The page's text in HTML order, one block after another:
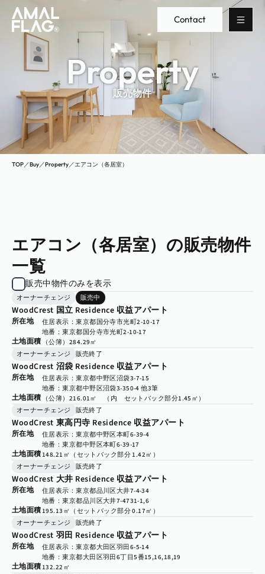
Contact
Property
販売物件
TOP／Buy／Property／エアコン（各居室）
エアコン（各居室）の販売物件
一覧
販売中物件のみを表示
オーナーチェンジ 販売中
WoodCrest 国立 Residence 収益アパート
所在地
住居表示：東京都国分寺市光町2-10-17
地番：東京都国分寺市光町2-10-17
土地面積 （公簿）284.29㎡
オーナーチェンジ 販売終了
WoodCrest 沼袋 Residence 収益アパート
所在地
住居表示：東京都中野区沼袋3-7-15
地番：東京都中野区沼袋3-350-4 他3筆
土地面積 （公簿）216.01㎡　（内　セットバック部分1.45㎡）
オーナーチェンジ 販売終了
WoodCrest 東高円寺 Residence 収益アパート
所在地
住居表示：東京都中野区本町6-39-4
地番：東京都中野区本町6-39-17
土地面積148.21㎡（セットバック部分 1.42㎡）
オーナーチェンジ 販売終了
WoodCrest 大井 Residence 収益アパート
所在地
住居表示：東京都品川区大井7-4-34
地番：東京都品川区大井7-4731-1,6
土地面積195.13㎡（セットバック部分 0.17㎡）
オーナーチェンジ 販売終了
WoodCrest 羽田 Residence 収益アパート
所在地
住居表示：東京都大田区羽田6-5-14
地番：東京都大田区羽田6丁目5番15,16,18,19
土地面積132.22㎡